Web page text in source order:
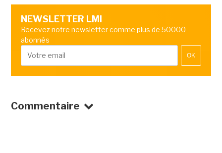
NEWSLETTER LMI
Recevez notre newsletter comme plus de 50000
abonnés
OK
Commentaire